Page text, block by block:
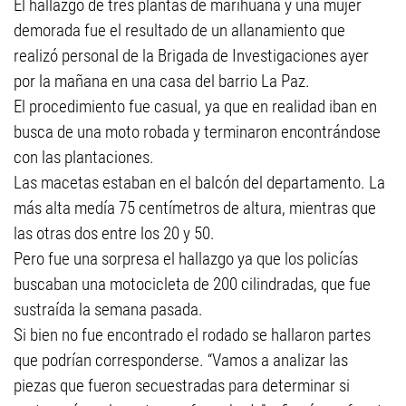
El hallazgo de tres plantas de marihuana y una mujer
demorada fue el resultado de un allanamiento que
realizó personal de la Brigada de Investigaciones ayer
por la mañana en una casa del barrio La Paz.
El procedimiento fue casual, ya que en realidad iban en
busca de una moto robada y terminaron encontrándose
con las plantaciones.
Las macetas estaban en el balcón del departamento. La
más alta medía 75 centímetros de altura, mientras que
las otras dos entre los 20 y 50.
Pero fue una sorpresa el hallazgo ya que los policías
buscaban una motocicleta de 200 cilindradas, que fue
sustraída la semana pasada.
Si bien no fue encontrado el rodado se hallaron partes
que podrían corresponderse. “Vamos a analizar las
piezas que fueron secuestradas para determinar si